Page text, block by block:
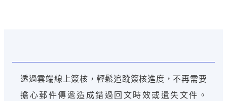
透過雲端線上簽核，輕鬆追蹤簽核進度，不再需要
擔心郵件傳遞造成錯過回文時效或遺失文件。